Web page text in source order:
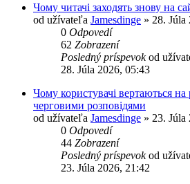
Чому читачі заходять знову на
od užívateľa Jamesdinge » 28. Júla
0 Odpovedí
62 Zobrazení
Posledný príspevokod
28. Júla 2026, 05:43
Чому користувачі вертаються на
черговими розповідями
od užívateľa Jamesdinge » 23. Júla
0 Odpovedí
44 Zobrazení
Posledný príspevokod
23. Júla 2026, 21:42